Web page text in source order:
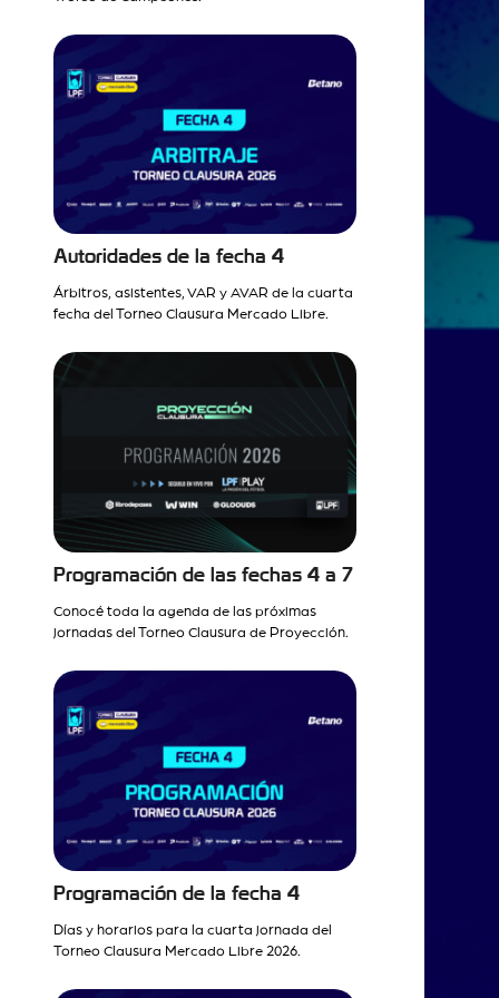
Autoridades de la fecha 4
Árbitros, asistentes, VAR y AVAR de la cuarta
fecha del Torneo Clausura Mercado Libre.
Programación de las fechas 4 a 7
Conocé toda la agenda de las próximas
jornadas del Torneo Clausura de Proyección.
Programación de la fecha 4
Días y horarios para la cuarta jornada del
Torneo Clausura Mercado Libre 2026.